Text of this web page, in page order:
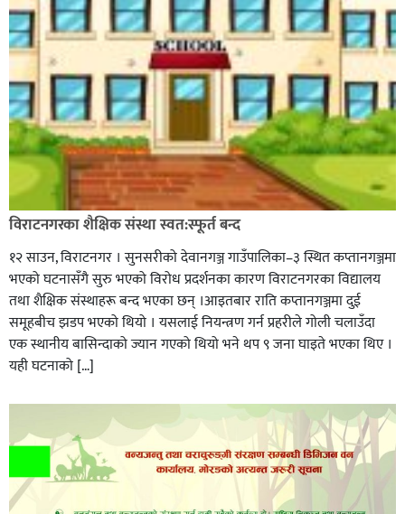
विराटनगरका शैक्षिक संस्था स्वत:स्फूर्त बन्द
१२ साउन, विराटनगर । सुनसरीको देवानगञ्ज गाउँपालिका–३ स्थित कप्तानगञ्जमा
भएको घटनासँगै सुरु भएको विरोध प्रदर्शनका कारण विराटनगरका विद्यालय
तथा शैक्षिक संस्थाहरू बन्द भएका छन् ।आइतबार राति कप्तानगञ्जमा दुई
समूहबीच झडप भएको थियो । यसलाई नियन्त्रण गर्न प्रहरीले गोली चलाउँदा
एक स्थानीय बासिन्दाको ज्यान गएको थियो भने थप ९ जना घाइते भएका थिए ।
यही घटनाको […]